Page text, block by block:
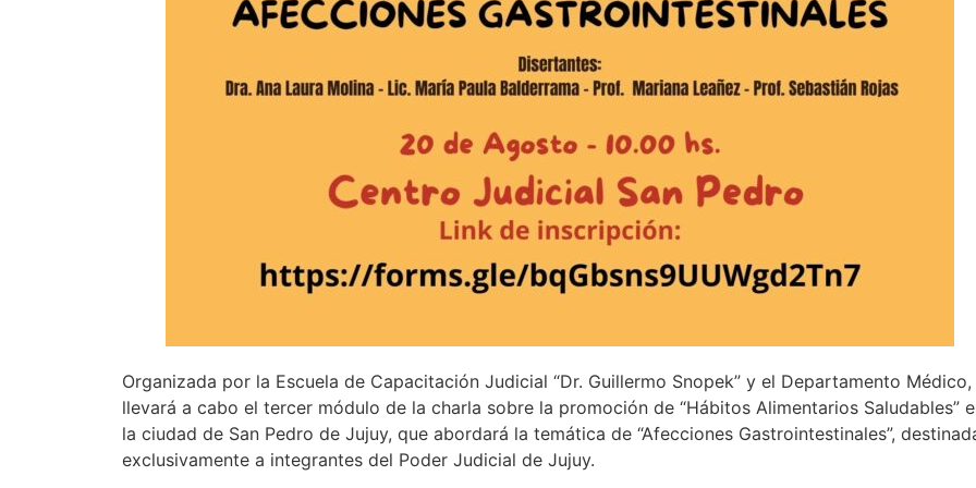
Organizada por la Escuela de Capacitación Judicial “Dr. Guillermo Snopek” y el Departamento Médico,
llevará a cabo el tercer módulo de la charla sobre la promoción de “Hábitos Alimentarios Saludables”
la ciudad de San Pedro de Jujuy, que abordará la temática de “Afecciones Gastrointestinales”,
exclusivamente a integrantes del Poder Judicial de Jujuy.